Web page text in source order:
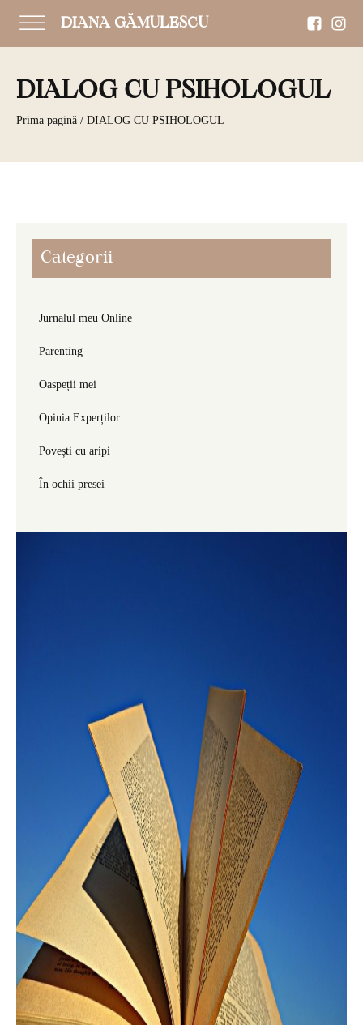
DIANA GĂMULESCU
DIALOG CU PSIHOLOGUL
Prima pagină / DIALOG CU PSIHOLOGUL
Categorii
Jurnalul meu Online
Parenting
Oaspeții mei
Opinia Experților
Povești cu aripi
În ochii presei